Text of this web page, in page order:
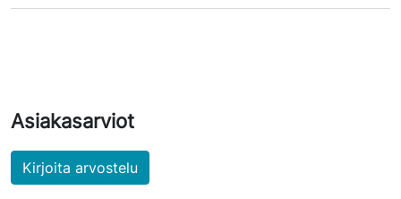
Asiakasarviot
Kirjoita arvostelu